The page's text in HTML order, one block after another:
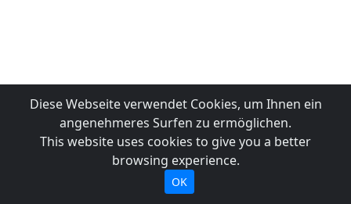
Diese Webseite verwendet Cookies, um Ihnen ein
angenehmeres Surfen zu ermöglichen.
This website uses cookies to give you a better
browsing experience.
OK